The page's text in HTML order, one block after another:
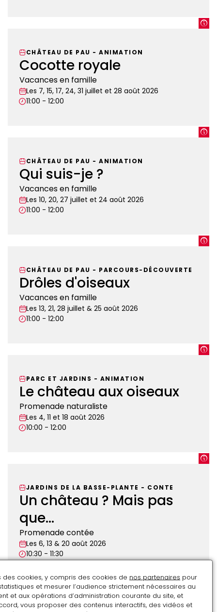
château
Cocotte royale
Vacances en famille
Les 7, 15, 17, 24, 31 juillet et 28 août 2026
11:00 - 12:00
CHÂTEAU DE PAU - ANIMATION
Qui suis-je ?
Vacances en famille
Les 10, 20, 27 juillet et 24 août 2026
11:00 - 12:00
CHÂTEAU DE PAU - ANIMATION
Drôles d'oiseaux
Vacances en famille
Les 13, 21, 28 juillet & 25 août 2026
11:00 - 12:00
CHÂTEAU DE PAU - PARCOURS-DÉCOUVERTE
Le château aux oiseaux
Promenade naturaliste
Les 4, 11 et 18 août 2026
10:00 - 12:00
PARC ET JARDINS - ANIMATION
oiseaux
Un château ? Mais pas
que...
Promenade contée
Les 6, 13 & 20 août 2026
10:30 - 11:30
JARDINS DE LA BASSE-PLANTE - CONTE
Un
château
?
des cookies, y compris des cookies de nos partenaires pour
et mesurer l’audience strictement nécessaires au
et aux opérations d’administration courante du site, et
vous proposer des contenus interactifs, des vidéos et